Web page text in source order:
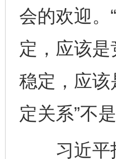
会的欢迎。
定，应该
稳定，应该
定关系”不
习近平指